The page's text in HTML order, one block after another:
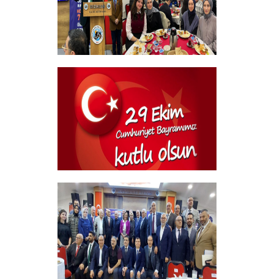
Geleneksel Bursiyer öğrencilerimizle
kahvaltı Programı
+
29 Ekim Cumhuriyet Bayramı
+